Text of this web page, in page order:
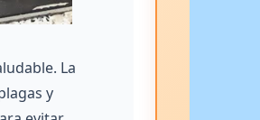
La
y